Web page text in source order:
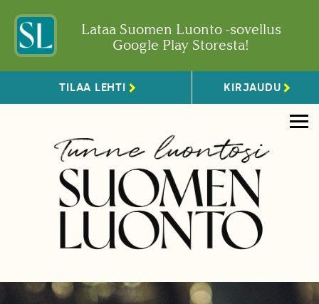
Lataa Suomen Luonto -sovellus
Google Play Storesta!
TILAA LEHTI KIRJAUDU